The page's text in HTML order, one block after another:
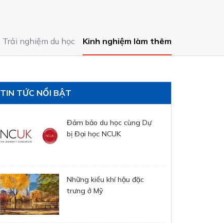
Trải nghiệm du học Kinh nghiệm làm thêm
TIN TỨC NỔI BẬT
Đảm bảo du học cùng Dự
bị Đại học NCUK
Những kiểu khí hậu đặc
trưng ở Mỹ